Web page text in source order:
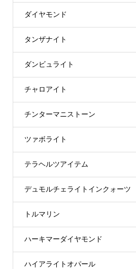
ダイヤモンド
タンザナイト
ダンビュライト
チャロアイト
チンターマニストーン
ツァボライト
テラヘルツアイテム
デュモルチェライトインクォーツ
トルマリン
ハーキマーダイヤモンド
ハイアライトオパール